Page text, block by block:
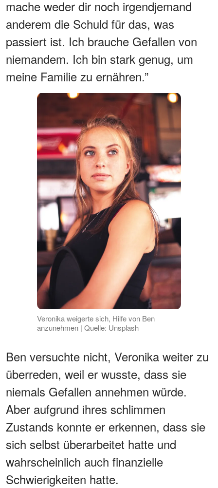
mache weder dir noch irgendjemand
anderem die Schuld für das, was
passiert ist. Ich brauche Gefallen von
niemandem. Ich bin stark genug, um
meine Familie zu ernähren.”
Veronika weigerte sich, Hilfe von Ben
anzunehmen | Quelle: Unsplash
Ben versuchte nicht, Veronika weiter zu
überreden, weil er wusste, dass sie
niemals Gefallen annehmen würde.
Aber aufgrund ihres schlimmen
Zustands konnte er erkennen, dass sie
sich selbst überarbeitet hatte und
wahrscheinlich auch finanzielle
Schwierigkeiten hatte.